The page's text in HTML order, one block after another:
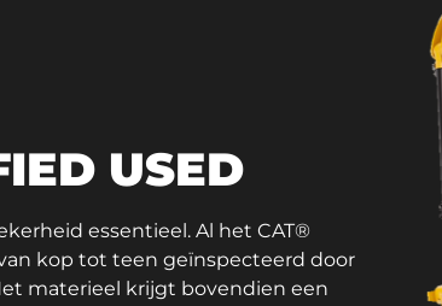
USED
essentieel. Al het CAT®
kop tot teen geïnspecteerd door
materieel krijgt bovendien een